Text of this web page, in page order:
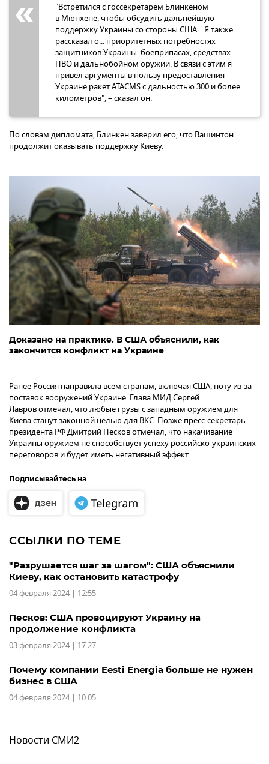
"Встретился с госсекретарем Блинкеном
в Мюнхене, чтобы обсудить дальнейшую
поддержку Украины со стороны США... Я также
рассказал о... приоритетных потребностях
защитников Украины: боеприпасах, средствах
ПВО и дальнобойном оружии. В связи с этим я
привел аргументы в пользу предоставления
Украине ракет ATACMS с дальностью 300 и более
километров", – сказал он.
По словам дипломата, Блинкен заверил его, что Вашинтон
продолжит оказывать поддержку Киеву.
Доказано на практике. В США объяснили, как
закончится конфликт на Украине
Ранее Россия направила всем странам, включая США, ноту из-за
поставок вооружений Украине. Глава МИД Сергей
Лавров отмечал, что любые грузы с западным оружием для
Киева станут законной целью для ВКС. Позже пресс-секретарь
президента РФ Дмитрий Песков отмечал, что накачивание
Украины оружием не способствует успеху российско-украинских
переговоров и будет иметь негативный эффект.
Подписывайтесь на
ССЫЛКИ ПО ТЕМЕ
"Разрушается шаг за шагом": США объяснили
Киеву, как остановить катастрофу
04 февраля 2024 | 12:55
Песков: США провоцируют Украину на
продолжение конфликта
03 февраля 2024 | 17:27
Почему компании Eesti Energia больше не нужен
бизнес в США
04 февраля 2024 | 10:05
Новости СМИ2